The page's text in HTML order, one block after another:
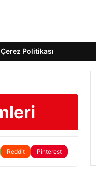
Çerez Politikası
Reddit Pinterest